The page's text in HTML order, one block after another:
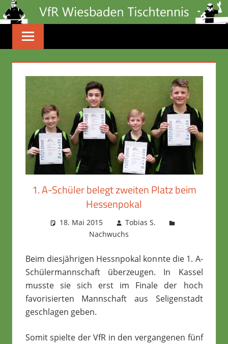
Zum
Inhalt
springen
1. A-Schüler belegt zweiten Platz beim
Hessenpokal
18. Mai 2015
Tobias S.
Nachwuchs
Beim diesjährigen Hessnpokal konnte die 1. A-
Schülermannschaft überzeugen. In Kassel
musste sie sich erst im Finale der hoch
favorisierten Mannschaft aus Seligenstadt
geschlagen geben.
Somit spielte der VfR in den vergangenen fünf